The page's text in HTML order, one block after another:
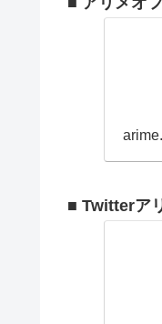
■ Twitterア